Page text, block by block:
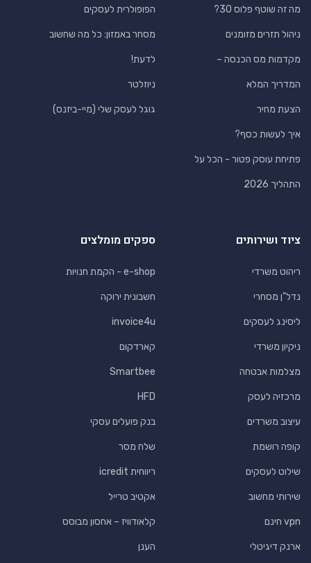
מה זה שוטף פלוס 30?
ניהול תזרים מזומנים
מקדמות מס הכנסה –
המדריך המלא
הצעת מחיר
איך לעשות כסף?
פתיחת עוסק פטור - הכל על
התהליך 2026
הפופולרית לעסקים
מסחר באמזון: כל מה שחשוב
לדעת!
ניוזלטר
גוגל לעסק שלי (מיי-ביזנס)
ציוד ושירותים
ריהוט משרדי
נדל"ן מסחרי
ליסינג לעסקים
ניקיון משרדי
מצלמות אבטחה
מרכזיה לעסק
עיצוב משרדים
קופה רושמת
שילוט לעסקים
שירותי מחשוב
vpn חינם
ארנק דיגיטלי
ספקים מומלצים
e-shop - הקמת חנויות
חשבונית ירוקה
invoice4u
קארדקום
Smartbee
HFD
בנק פועלים עסקי
שלח מסר
ריווחית icredit
אקטיב טרייל
קלאודוויז – אחסון מבוסס
הענן